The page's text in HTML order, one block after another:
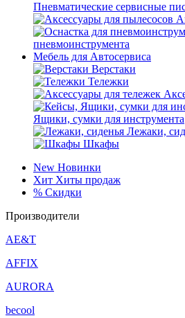
Пневматические сервисные
пневмоинструмента
Мебель для Автосервиса
Верстаки
Тележки
Ящики, сумки для инструмента
Лежаки,
Шкафы
New Новинки
Хит Хиты продаж
% Скидки
Производители
AE&T
AFFIX
AURORA
becool